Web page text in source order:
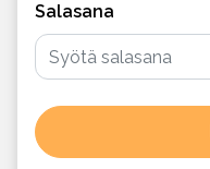
Salasana